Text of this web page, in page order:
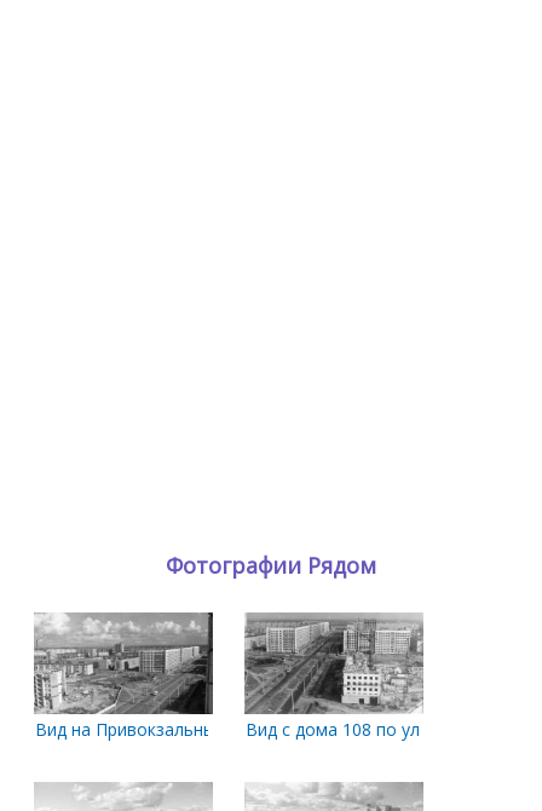
Фотографии Рядом
Вид на Привокзальный микрорайон с дома Энгельса, 108 в
Вид с дома 108 по ул. Энгельса в